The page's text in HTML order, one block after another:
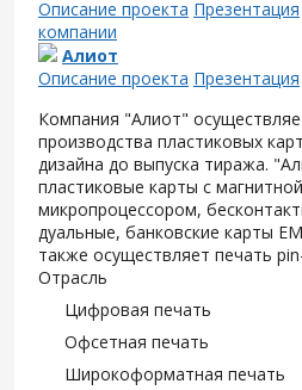
Описание проекта Презентация
компании
Алиот
Описание проекта Презентация
Компания "Алиот"
производства пластиковых
дизайна до выпуска тиража.
пластиковые карты с
микропроцессором,
дуальные, банковские карты
также осуществляет печать
Отрасль
Цифровая печать
Офсетная печать
Широкоформатная печать